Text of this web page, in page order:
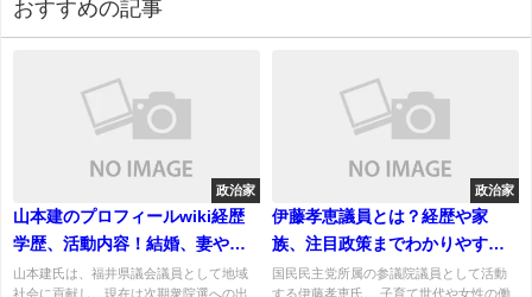
おすすめの記事
政治家
山本建のプロフィールwiki経歴
学歴、活動内容！結婚、妻や子
供について！
山本建氏は、福井県議会議員として地域
社会に貢献し、現在は次期衆院選への出
政治家
伊藤孝恵議員とは？経歴や家
族、注目政策までわかりやすく
解説
国民民主党所属の参議院議員として活動
する伊藤孝恵氏。 子育て世代や女性の働